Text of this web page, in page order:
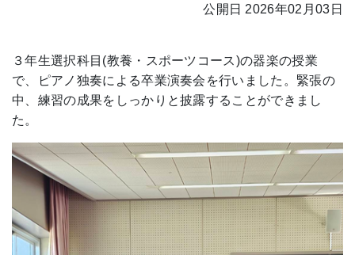
公開日 2026年02月03日
３年生選択科目(教養・スポーツコース)の器楽の授業
で、ピアノ独奏による卒業演奏会を行いました。緊張の
中、練習の成果をしっかりと披露することができまし
た。